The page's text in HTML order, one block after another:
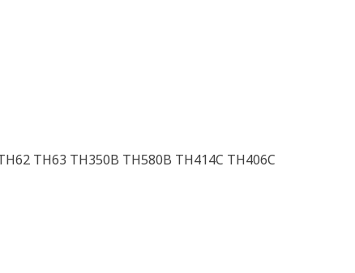
TH63 TH350B TH580B TH414C TH406C